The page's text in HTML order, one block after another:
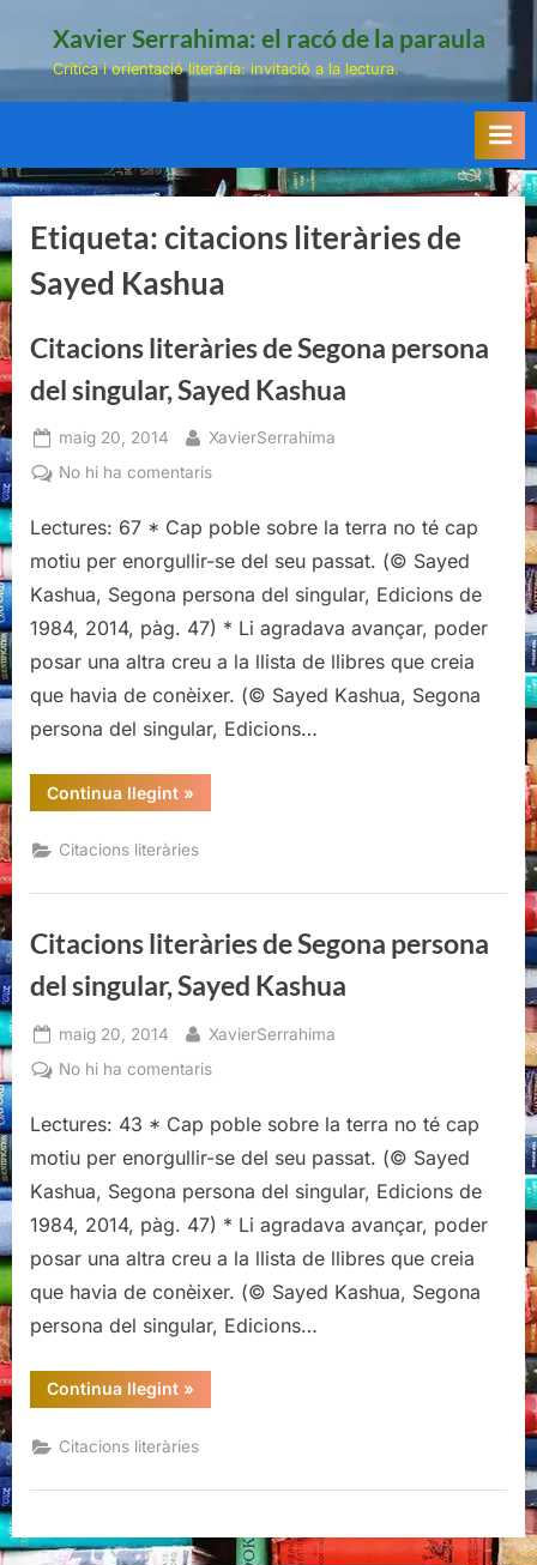
Xavier Serrahima: el racó de la paraula
Crítica i orientació literària: invitació a la lectura.
Etiqueta:citacions literàries de
Sayed Kashua
Citacions literàries de Segona persona
del singular, Sayed Kashua
Posted
on
maig 20, 2014 By
XavierSerrahima
No hi ha comentarisa
literàries
de
persona
del
singular,
Sayed
Kashua
Lectures: 67 * Cap poble sobre la terra no té cap
motiu per enorgullir-se del seu passat. (© Sayed
Kashua, Segona persona del singular, Edicions de
1984, 2014, pàg. 47) * Li agradava avançar, poder
posar una altra creu a la llista de llibres que creia
que havia de conèixer. (© Sayed Kashua, Segona
persona del singular, Edicions…
Continua llegint“Citacions
literàries
Segona
persona
singular,
»
Citacions literàries
Citacions literàries de Segona persona
del singular, Sayed Kashua
Posted
on
maig 20, 2014 By
XavierSerrahima
No hi ha comentarisa
literàries
de
persona
del
singular,
Sayed
Kashua
Lectures: 43 * Cap poble sobre la terra no té cap
motiu per enorgullir-se del seu passat. (© Sayed
Kashua, Segona persona del singular, Edicions de
1984, 2014, pàg. 47) * Li agradava avançar, poder
posar una altra creu a la llista de llibres que creia
que havia de conèixer. (© Sayed Kashua, Segona
persona del singular, Edicions…
Continua llegint“Citacions
literàries
Segona
persona
singular,
»
Citacions literàries